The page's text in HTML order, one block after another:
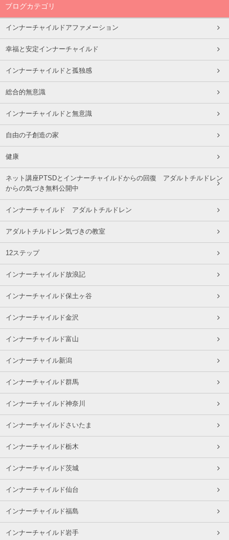
ブログカテゴリ
インナーチャイルドアファメーション
幸福と安定インナーチャイルド
インナーチャイルドと孤独感
総合的無意識
インナーチャイルドと無意識
自由の子創造の家
健康
ネット講座PTSDとインナーチャイルドからの回復 アダルトチルドレン
からの気づき無料公開中
インナーチャイルド アダルトチルドレン
アダルトチルドレン気づきの教室
12ステップ
インナーチャイルド放浪記
インナーチャイルド保土ヶ谷
インナーチャイルド金沢
インナーチャイルド富山
インナーチャイル新潟
インナーチャイルド群馬
インナーチャイルド神奈川
インナーチャイルドさいたま
インナーチャイルド栃木
インナーチャイルド茨城
インナーチャイルド仙台
インナーチャイルド福島
インナーチャイルド岩手